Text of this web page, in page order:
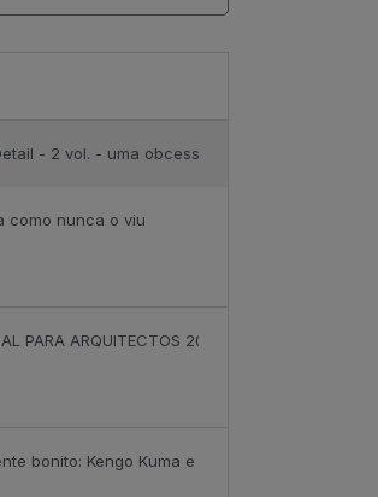
- 2 vol. - uma obcessão
como nunca o viu
PARA ARQUITECTOS 2023
bonito: Kengo Kuma e Portugal